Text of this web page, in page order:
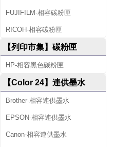
FUJIFILM-相容碳粉匣
RICOH-相容碳粉匣
【列印市集】碳粉匣
HP-相容黑色碳粉匣
【Color 24】連供墨水
Brother-相容連供墨水
EPSON-相容連供墨水
Canon-相容連供墨水